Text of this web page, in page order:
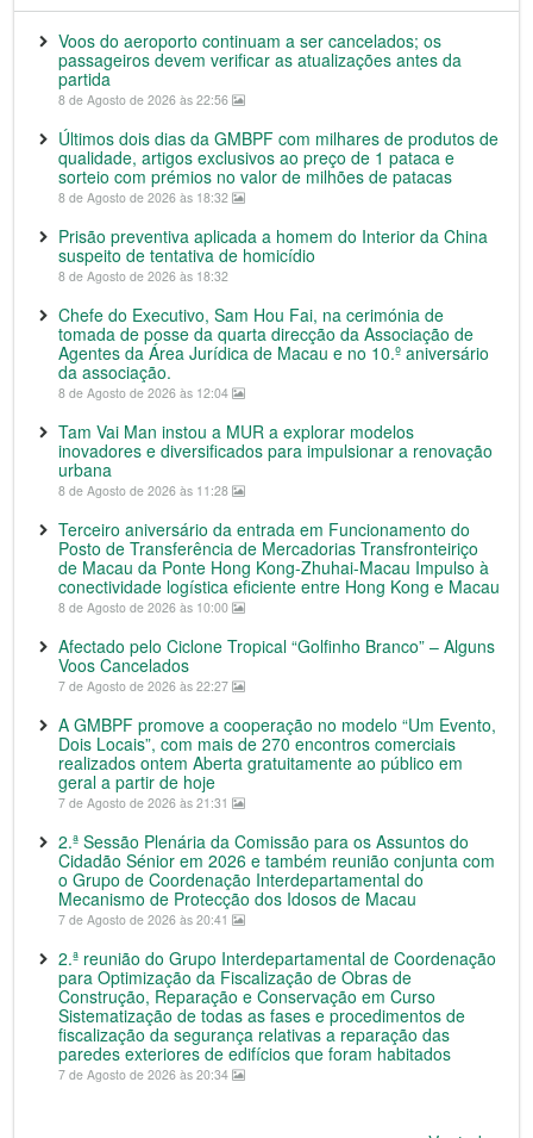
Voos do aeroporto continuam a ser cancelados; os
passageiros devem verificar as atualizações antes da
partida
8 de Agosto de 2026 às 22:56
Últimos dois dias da GMBPF com milhares de produtos de
qualidade, artigos exclusivos ao preço de 1 pataca e
sorteio com prémios no valor de milhões de patacas
8 de Agosto de 2026 às 18:32
Prisão preventiva aplicada a homem do Interior da China
suspeito de tentativa de homicídio
8 de Agosto de 2026 às 18:32
Chefe do Executivo, Sam Hou Fai, na cerimónia de
tomada de posse da quarta direcção da Associação de
Agentes da Área Jurídica de Macau e no 10.º aniversário
da associação.
8 de Agosto de 2026 às 12:04
Tam Vai Man instou a MUR a explorar modelos
inovadores e diversificados para impulsionar a renovação
urbana
8 de Agosto de 2026 às 11:28
Terceiro aniversário da entrada em Funcionamento do
Posto de Transferência de Mercadorias Transfronteiriço
de Macau da Ponte Hong Kong-Zhuhai-Macau Impulso à
conectividade logística eficiente entre Hong Kong e Macau
8 de Agosto de 2026 às 10:00
Afectado pelo Ciclone Tropical “Golfinho Branco” – Alguns
Voos Cancelados
7 de Agosto de 2026 às 22:27
A GMBPF promove a cooperação no modelo “Um Evento,
Dois Locais”, com mais de 270 encontros comerciais
realizados ontem Aberta gratuitamente ao público em
geral a partir de hoje
7 de Agosto de 2026 às 21:31
2.ª Sessão Plenária da Comissão para os Assuntos do
Cidadão Sénior em 2026 e também reunião conjunta com
o Grupo de Coordenação Interdepartamental do
Mecanismo de Protecção dos Idosos de Macau
7 de Agosto de 2026 às 20:41
2.ª reunião do Grupo Interdepartamental de Coordenação
para Optimização da Fiscalização de Obras de
Construção, Reparação e Conservação em Curso
Sistematização de todas as fases e procedimentos de
fiscalização da segurança relativas a reparação das
paredes exteriores de edifícios que foram habitados
7 de Agosto de 2026 às 20:34